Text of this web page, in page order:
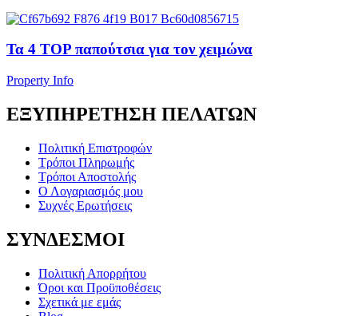
Τα 4 TOP παπούτσια για τον χειμώνα
Property Info
ΕΞΥΠΗΡΕΤΗΣΗ ΠΕΛΑΤΩΝ
Πολιτική Επιστροφών
Τρόποι Πληρωμής
Τρόποι Αποστολής
Ο Λογαριασμός μου
Συχνές Ερωτήσεις
ΣΥΝΔΕΣΜΟΙ
Πολιτική Απορρήτου
Όροι και Προϋποθέσεις
Σχετικά με εμάς